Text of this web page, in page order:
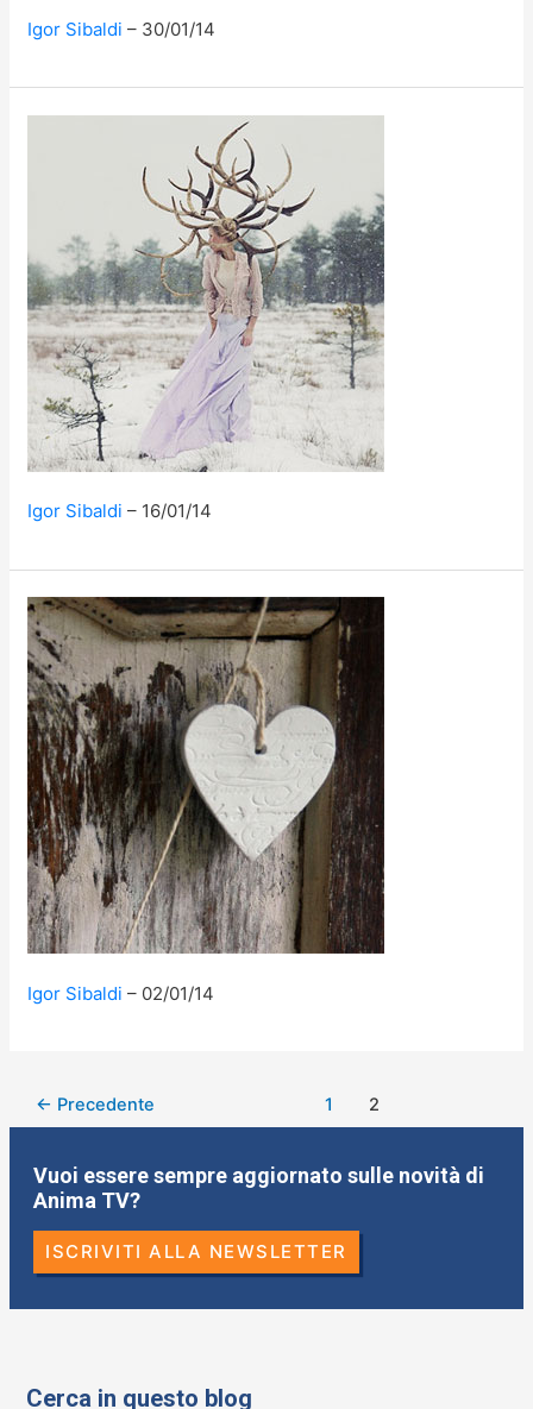
Igor Sibaldi 30/01/14
Igor Sibaldi 16/01/14
Igor Sibaldi 02/01/14
← Precedente 1 2
Vuoi essere sempre aggiornato sulle novità di
Anima TV?
ISCRIVITI ALLA NEWSLETTER
Cerca in questo blog